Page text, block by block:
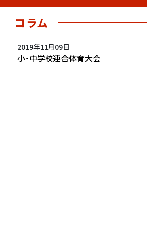
コラム
2019年11月09日
小・中学校連合体育大会